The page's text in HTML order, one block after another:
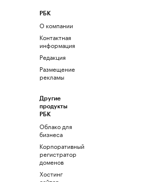
РБК
О компании
Контактная
информация
Редакция
Размещение
рекламы
Другие
продукты
РБК
Облако для
бизнеса
Корпоративный
регистратор
доменов
Хостинг